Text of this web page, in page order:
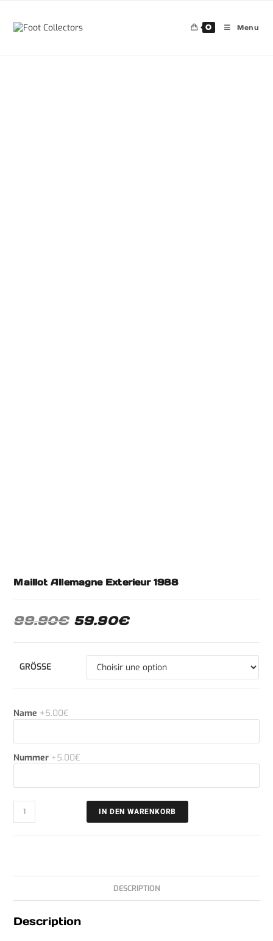
0 Menu
Maillot Allemagne Exterieur 1988
99.90€ 59.90€
GRÖSSE
Name +5.00€
Nummer +5.00€
IN DEN WARENKORB
DESCRIPTION
Description